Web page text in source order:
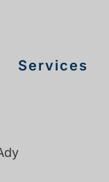
Services